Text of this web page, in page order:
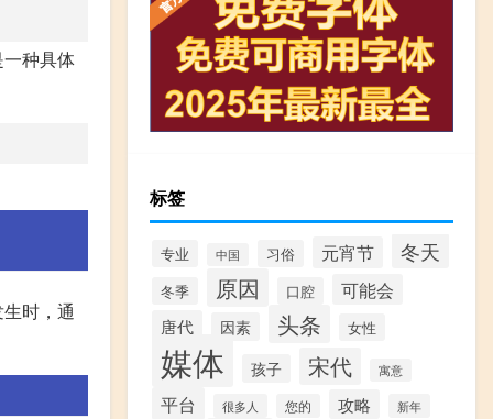
种具体
时，通
标签
专业 中国 习俗 元宵节 冬天
冬季 原因 口腔
可能会
唐代
因素 头条 女性
媒体 孩子 宋代 寓意
平台 很多人 您的 攻略 新年